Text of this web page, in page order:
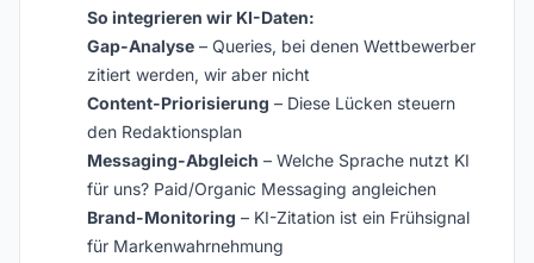
So integrieren wir KI-Daten:
Gap-Analyse – Queries, bei denen Wettbewerber
zitiert werden, wir aber nicht
Content-Priorisierung – Diese Lücken steuern
den Redaktionsplan
Messaging-Abgleich – Welche Sprache nutzt KI
für uns? Paid/Organic Messaging angleichen
Brand-Monitoring – KI-Zitation ist ein Frühsignal
für Markenwahrnehmung